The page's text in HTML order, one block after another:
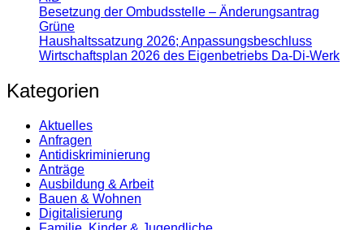
Besetzung der Ombudsstelle – Änderungsantrag
Grüne
Haushaltssatzung 2026; Anpassungsbeschluss
Wirtschaftsplan 2026 des Eigenbetriebs Da-Di-Werk
Kategorien
Aktuelles
Anfragen
Antidiskrimi­nierung
Anträge
Ausbildung & Arbeit
Bauen & Wohnen
Digitalisierung